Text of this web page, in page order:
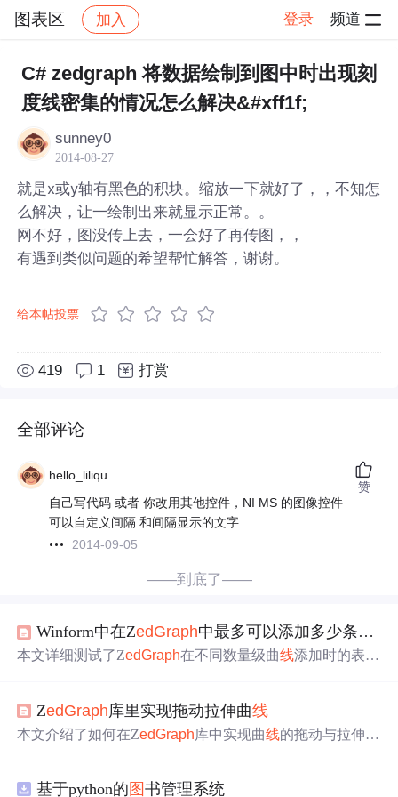
图表区 加入 登录 频道
社区 图表区 帖子详情
C# zedgraph 将数据绘制到图中时出现刻
度线密集的情况怎么解决&#xff1f;
sunney0
2014-08-27
就是x或y轴有黑色的积块。缩放一下就好了，，不知怎
么解决，让一绘制出来就显示正常。。
网不好，图没传上去，一会好了再传图，，
有遇到类似问题的希望帮忙解答，谢谢。
给本帖投票
419 1 打赏
全部评论
hello_liliqu
自己写代码 或者 你改用其他控件，NI MS 的图像控件
可以自定义间隔 和间隔显示的文字
2014-09-05
赞
——到底了——
Winform中在ZedGraph中最多可以添加多少条曲
本文详细测试了ZedGraph在不同数量级曲线添加时的表
ZedGraph库里实现拖动拉伸曲线
本文介绍了如何在ZedGraph库中实现曲线的拖动与拉伸交
中完成基于鼠标操作的坐标轴缩放处理。核心实现包括区
基于python的图书管理系统